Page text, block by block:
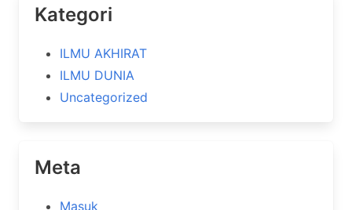
Kategori
ILMU AKHIRAT
ILMU DUNIA
Uncategorized
Meta
Masuk